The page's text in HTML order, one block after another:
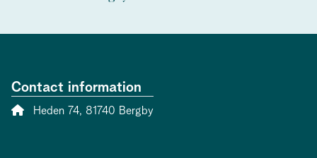
Contact information
Address:
Heden 74, 81740 Bergby